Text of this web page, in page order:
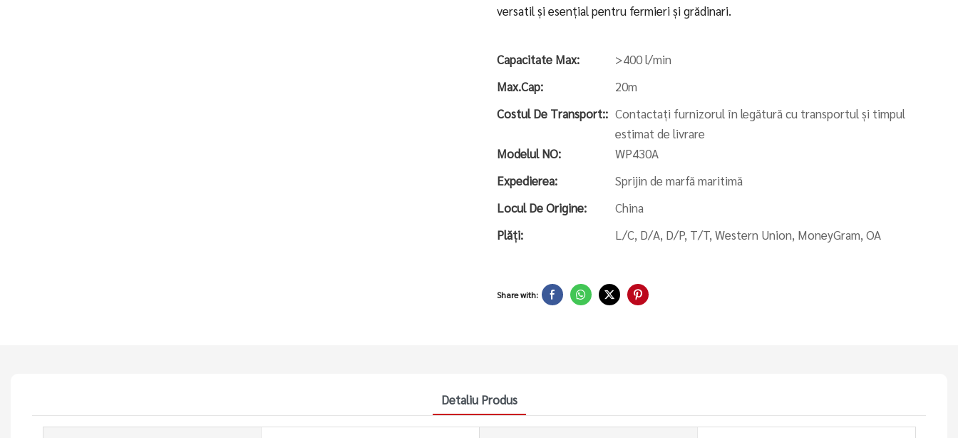
versatil și esențial pentru fermieri și grădinari.
Capacitate Max:
>400 l/min
Max.Cap:
20m
Costul De Transport:: Contactați furnizorul în legătură cu transportul și timpul
estimat de livrare
Modelul NO:
WP430A
Expedierea:
Sprijin de marfă maritimă
Locul De Origine:
China
Plăți:
L/C, D/A, D/P, T/T, Western Union, MoneyGram, OA
Share with:
Detaliu Produs